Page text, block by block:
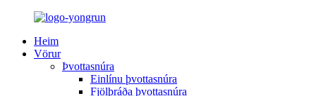
Heim
Vörur
Þvottasnúra
Einlínu þvottasnúra
Fjölþráða þvottasnúra